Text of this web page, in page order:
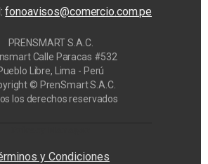
fonoavisos@comercio.com.pe
PRENSMART S.A.C.
Calle Paracas #532
Libre, Lima - Perú
© PrenSmart S.A.C.
los derechos reservados
y Condiciones